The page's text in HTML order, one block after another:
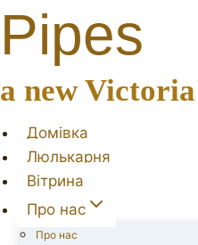
Pipes
a new
Домівка
Люлькарня
Вітрина
Про нас
Про нас